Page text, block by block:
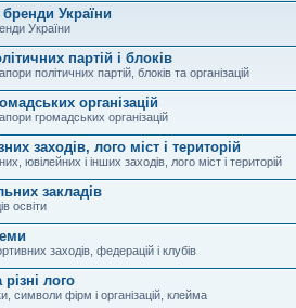
України
України
партій і блоків
політичних партій, блоків та організацій
організацій
громадських організацій
заходів, лого міст і територій
ювілейних і інших заходів, лого міст і територій
закладів
освіти
заходів, федерацій і клубів
лого
символи фірм і організацій, клейма